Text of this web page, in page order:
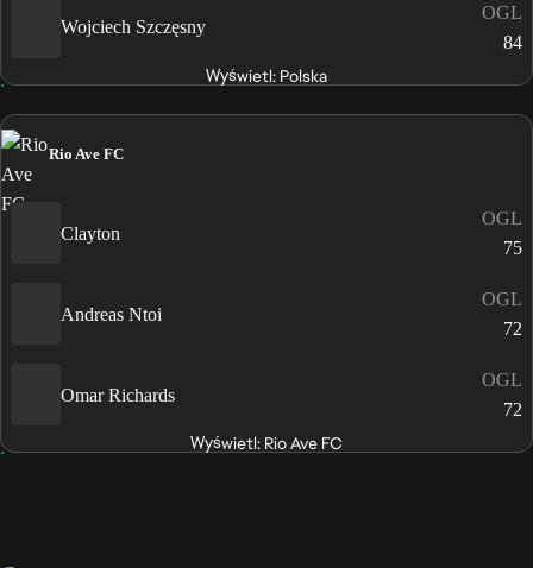
Wojciech Szczęsny
OGL
84
Wyświetl: Polska
Rio Ave FC
Clayton
OGL
75
Andreas Ntoi
OGL
72
Omar Richards
OGL
72
Wyświetl: Rio Ave FC